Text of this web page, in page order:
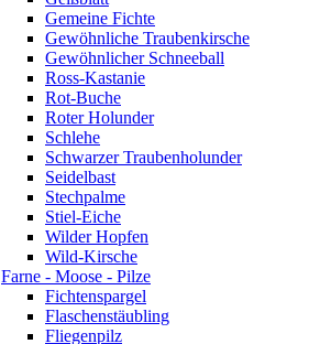
Gemeine Fichte
Gewöhnliche Traubenkirsche
Gewöhnlicher Schneeball
Ross-Kastanie
Rot-Buche
Roter Holunder
Schlehe
Schwarzer Traubenholunder
Seidelbast
Stechpalme
Stiel-Eiche
Wilder Hopfen
Wild-Kirsche
Farne - Moose - Pilze
Fichtenspargel
Flaschenstäubling
Fliegenpilz